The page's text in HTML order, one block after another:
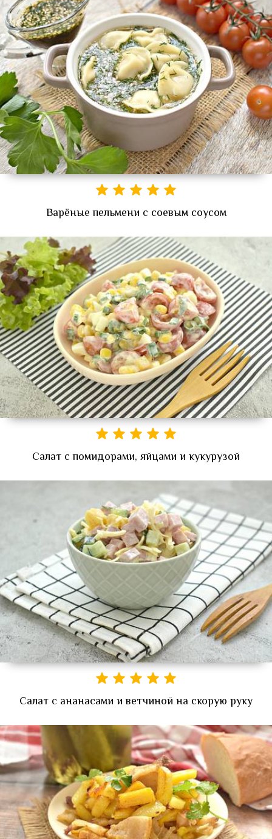
Варёные пельмени с соевым соусом
Салат с помидорами, яйцами и кукурузой
Салат с ананасами и ветчиной на скорую руку